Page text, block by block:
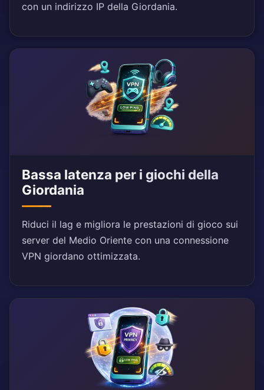
con un indirizzo IP della Giordania.
Bassa latenza per i giochi della
Giordania
Riduci il lag e migliora le prestazioni di gioco sui
server del Medio Oriente con una connessione
VPN giordano ottimizzata.